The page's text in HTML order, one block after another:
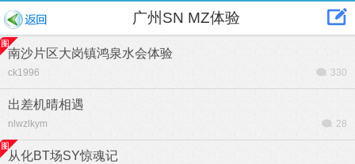
广州SN MZ体验
南沙片区大岗镇鸿泉水会体验
ck1996 330
出差机晴相遇
nlwzlkym 28
从化BT场SY惊魂记